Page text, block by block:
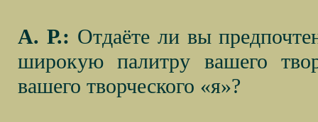
А. Р.: Отдаёте ли вы
широкую палитру вашего
вашего творческого «я»?